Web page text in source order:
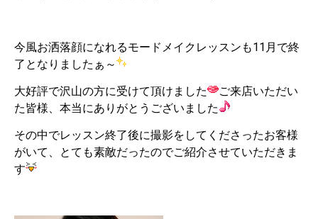
今風お洒落顔になれるモードメイクレッスンも11月で終
了となりましたぁ～
大好評で沢山の方に受けて頂けました
ご来店いただい
た皆様、本当にありがとうございました
その中でレッスン終了後に撮影をしてくださったお客様
がいて、とても素敵だったのでご紹介させていただきま
す